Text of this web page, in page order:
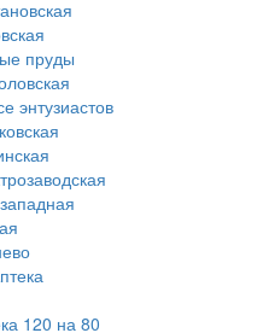
пруды
энтузиастов
120 на 80